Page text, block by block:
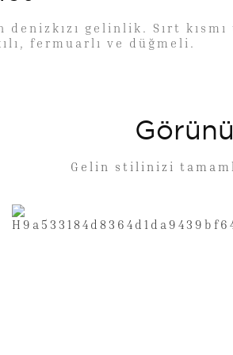
gelinlik. Sırt kısmı
fermuarlı ve düğmeli.
Gelin stilinizi